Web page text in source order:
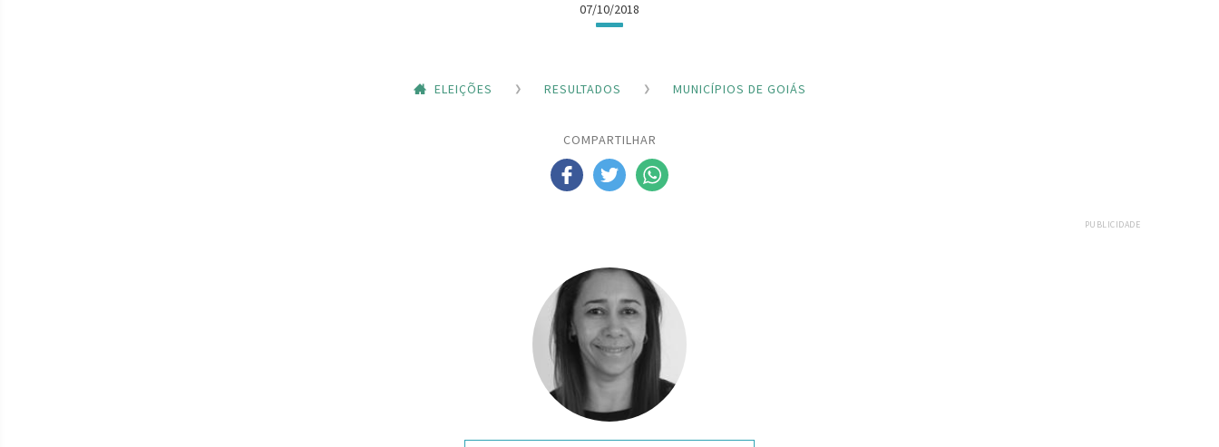
07/10/2018
ELEIÇÕES RESULTADOS MUNICÍPIOS DE GOIÁS
COMPARTILHAR
PUBLICIDADE